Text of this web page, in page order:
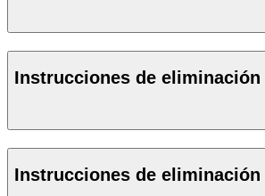
Instrucciones de
Instrucciones de